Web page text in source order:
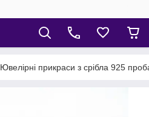
Ювелірні прикраси з срібла 925